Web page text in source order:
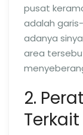
pusat
adalah
adanya
area
2.